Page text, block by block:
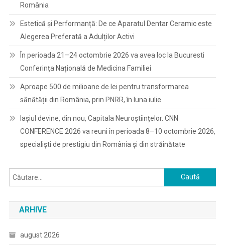
România
Estetică și Performanță: De ce Aparatul Dentar Ceramic este
Alegerea Preferată a Adulților Activi
În perioada 21–24 octombrie 2026 va avea loc la Bucuresti
Conferința Națională de Medicina Familiei
Aproape 500 de milioane de lei pentru transformarea
sănătății din România, prin PNRR, în luna iulie
Iașiul devine, din nou, Capitala Neuroștiințelor. CNN
CONFERENCE 2026 va reuni în perioada 8–10 octombrie 2026,
specialiști de prestigiu din România și din străinătate
Caută
după:
ARHIVE
august 2026